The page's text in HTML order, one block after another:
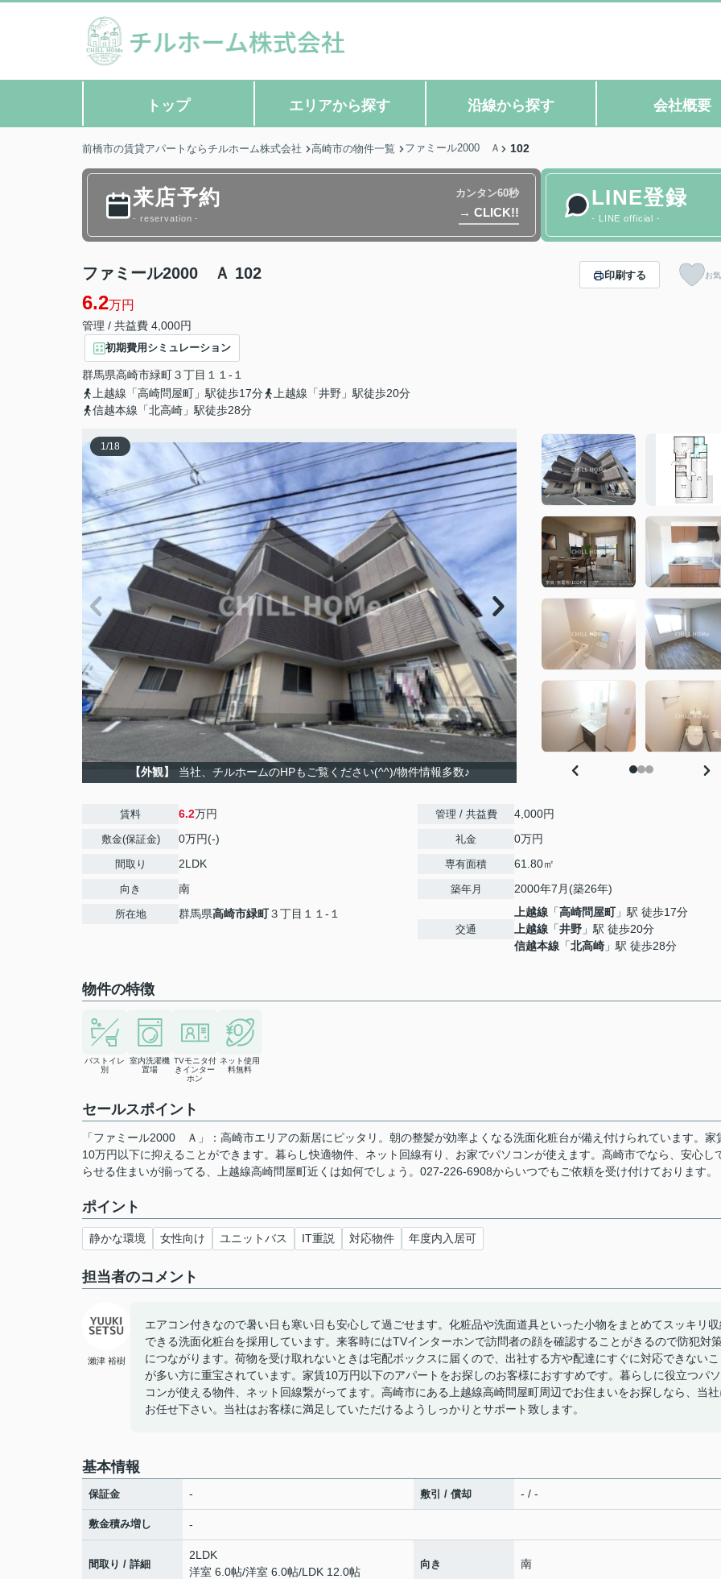
トップ エリアから探す 沿線から探す 会社概要
前橋市の賃貸アパートならチルホーム株式会社 高崎市の物件一覧 ファミール2000 Ａ 102
来店予約
- reservation -
カンタン60秒
→ CLICK!!
LINE登録
- LINE official -
ファミール2000 Ａ 102
6.2万円
管理 / 共益費 4,000円
初期費用シミュレーション
群馬県高崎市緑町３丁目１１-１
上越線「高崎問屋町」駅徒歩17分
上越線「井野」駅徒歩20分
信越本線「北高崎」駅徒歩28分
印刷する お
1/18
【外観】 当社、チルホームのHPもご覧ください(^^)/物件情報多数♪
賃料 6.2万円
敷金(保証金) 0万円(-)
間取り 2LDK
向き 南
所在地 群馬県高崎市緑町３丁目１１-１
管理 / 共益費 4,000円
礼金 0万円
専有面積 61.80㎡
築年月 2000年7月(築26年)
交通
上越線 「高崎問屋町」駅 徒歩17分
上越線 「井野 」駅 徒歩20分
信越本線 「北高崎 」駅 徒歩28分
物件の特徴
バストイレ
別
室内洗濯機
置場
TVモニタ付
きインター
ホン
ネット使用
料無料
セールスポイント
「ファミール2000 Ａ」：高崎市エリアの新居にピッタリ。朝の整髪が効率よくなる洗面化粧台が備え付けられています。家
10万円以下に抑えることができます。暮らし快適物件、ネット回線有り、お家でパソコンが使えます。高崎市でなら、安心し
らせる住まいが揃ってる、上越線高崎問屋町近くは如何でしょう。027-226-6908からいつでもご依頼を受け付けております。
ポイント
静かな環境 女性向け ユニットバス IT重説 対応物件 年度内入居可
担当者のコメント
瀨津 裕樹
エアコン付きなので暑い日も寒い日も安心して過ごせます。化粧品や洗面道具といった小物をまとめてスッキリ収
できる洗面化粧台を採用しています。来客時にはTVインターホンで訪問者の顔を確認することがきるので防犯対
につながります。荷物を受け取れないときは宅配ボックスに届くので、出社する方や配達にすぐに対応できないこ
が多い方に重宝されています。家賃10万円以下のアパートをお探しのお客様におすすめです。暮らしに役立つパソ
コンが使える物件、ネット回線繋がってます。高崎市にある上越線高崎問屋町周辺でお住まいをお探しなら、当社
お任せ下さい。当社はお客様に満足していただけるようしっかりとサポート致します。
基本情報
保証金 - 敷引 / 償却 - / -
敷金積み増し -
間取り / 詳細
2LDK
洋室 6.0帖/洋室 6.0帖/LDK 12.0帖
向き 南